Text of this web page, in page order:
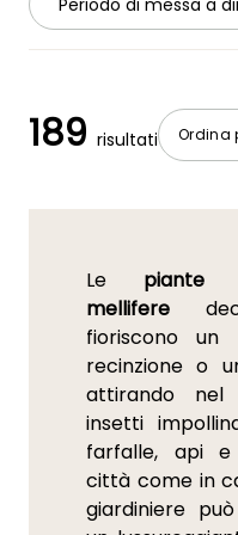
Ordina
189 risultati
Le piante
mellifere
fioriscono un
recinzione o
attirando nel
insetti
farfalle, api
città come in
giardiniere